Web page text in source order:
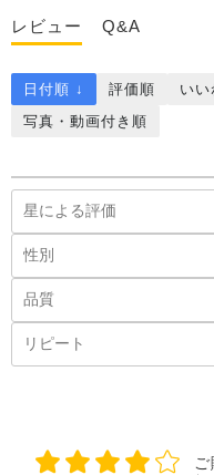
レビュー Q&A
日付順 ↓ 評価順 いい
写真・動画付き順